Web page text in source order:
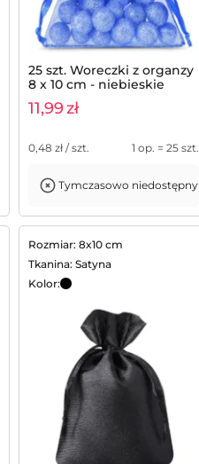
25 szt. Woreczki z organzy
8 x 10 cm - niebieskie
11,99zł
0,48 zł / szt. 1 op. = 25 szt.
Tymczasowo niedostępny
Rozmiar: 8x10 cm
Tkanina: Satyna
Kolor: